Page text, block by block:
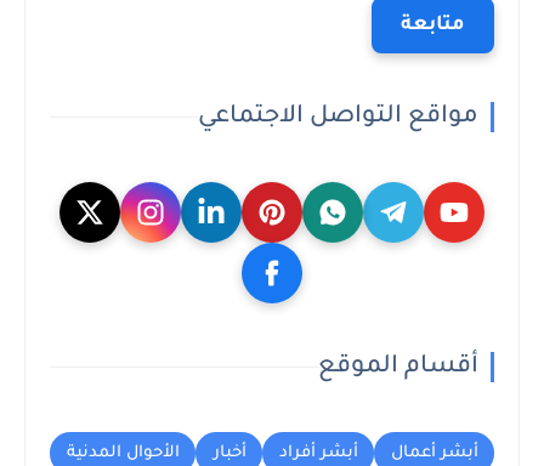
متابعة
مواقع التواصل الاجتماعي
أقسام الموقع
أبشر أعمال أبشر أفراد أخبار الأحوال المدنية